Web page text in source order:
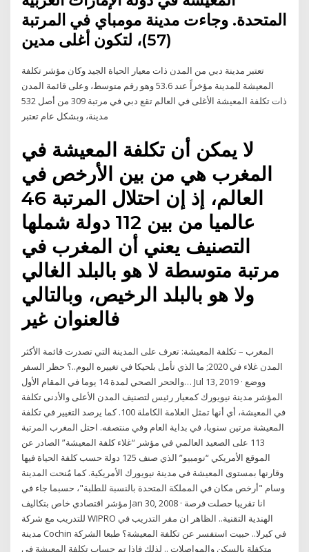
المتحدة. وجاءت مدينة مومباي في المرتبة
(57)، لتكون أغلى مدين
تعتبر مدينة دبي من المدن ذات معيار الحياة الجيد وكان مؤشر تكلفة
المعيشة للمدينة مؤخراً عند 53.6 وهو رقم متوسط، وعلى قائمة المدن
ذات تكلفة المعيشة الأغلى في العالم تقع دبي في مرتبة 309 من أصل 532
مدينة، وبشكل عام تعتبر
لا يمكن أن تكلفة المعيشة في
المغرب هي من بين الأرخص في
العالم، إذ إن احتلال المرتبة 46
عالميا من بين 112 دولة شملها
التصنيف يعني أن المغرب في
مرتبة متوسطة لا هو بالبلد الغالي
ولا هو بالبلد الرخيص، وبالتالي
فالعنوان غير
المغرب – تكلفة المعيشة: تعرف على المدينة التي تصدرت قائمة الأكثر
المدن غلاء في 2020; ما الذي تأمل بلحيكا في تغييره اليوم..؟ حظر السفر
والححر الصحي لمدة 14 يوما في المقام الأول… Jul 13, 2019 · ووضع
المؤشر مدينة نيويورك كمعيار رئيس لتصنيف المدن الأعلى والأدنى تكلفة
في المعيشة، أي أنها تمثل العلامة الكاملة 100. كما يرصد التغيير في تكلفة
المعيشة مرتين سنويا، في بداية العام وفي منتصفه. احتل المغرب المرتبة
113 على الصعيد العالمي في مؤشر “غلاء كلفة المعيشة” الصادر عن
الموقع الأمريكي “نومبيو” الذي صنف 125 دولة حسب كلفة الحياة فيها
وقارنها بمستوى المعيشة في مدينة نيويورك الأمريكية. كما مُنحت المدينة
وسام "أرخص مكان في المملكة المتحدة بالنسبة للطلبة"، حسبما جاء في
مؤشر اقتصادي خاص بتكاليف Jan 30, 2008 · انا تقريبا حصلت فرصة
للتدريب مع شركة WIPRO الهندية التقنية.. الظاهر ان مقر التدريب في
مدينة Cochin في كيرلا.. حبيت استفسر عن تكلفة المعيشة؟ طبعا الشركة
متكفلة بالسكن والمواصلات .. لذلك فإذا تم حساب تكلفة المعيشة في